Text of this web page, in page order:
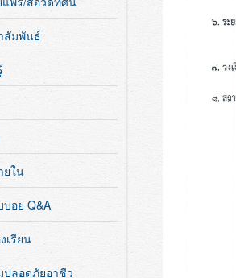
แพร่/สื่อวิดิทัศน์
สัมพันธ์
ใน
อย Q&A
เรียน